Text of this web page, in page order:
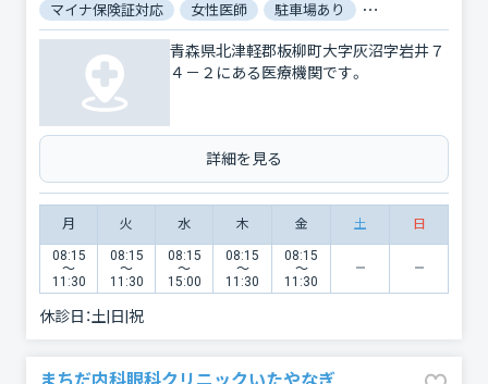
マイナ保険証対応 女性医師 駐車場あり バリアフリー
青森県北津軽郡板柳町大字灰沼字岩井７
４－２にある医療機関です。
詳細を見る
月 火 水 木 金 土 日
08:15
〜
11:30
08:15
〜
11:30
08:15
〜
15:00
08:15
〜
11:30
08:15
〜
11:30
休診日：土|日|祝